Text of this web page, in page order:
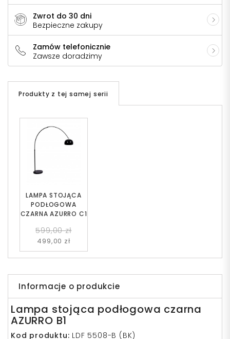
Zwrot do 30 dni
Bezpieczne zakupy
Zamów telefonicznie
Zawsze doradzimy
Produkty z tej samej serii
LAMPA STOJĄCA
PODŁOGOWA
CZARNA AZURRO C1
599,00 zł
499,00 zł
Informacje o produkcie
Lampa stojąca podłogowa czarna
AZURRO B1
Kod produktu: LDF 5508-B (BK)